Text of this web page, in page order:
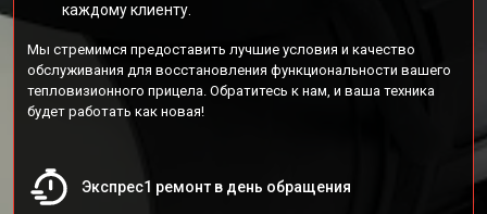
каждому клиенту.
Мы стремимся предоставить лучшие условия и качество
обслуживания для восстановления функциональности вашего
тепловизионного прицела. Обратитесь к нам, и ваша техника
будет работать как новая!
Экспрес1 ремонт в день обращения